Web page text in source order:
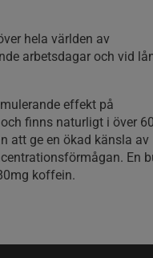
hela världen av
arbetsdagar och vid
effekt på
finns naturligt i över 60
att ge en ökad känsla av
En
koffein.